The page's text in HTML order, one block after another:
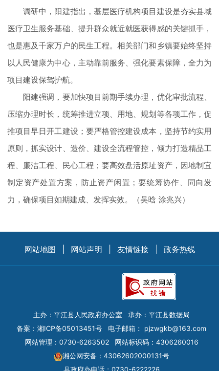
调研中，阳建指出，基层医疗机构项目建设是夯实县域
医疗卫生服务基础、提升群众就近就医获得感的关键抓手，
也是惠及千家万户的民生工程。相关部门和乡镇要始终坚持
以人民健康为中心，主动靠前服务、强化要素保障，全力为
项目建设保驾护航。
阳建强调，要加快项目前期手续办理，优化审批流程、
压缩办理时长，统筹推进立项、用地、规划等各项工作，促
推项目早日开工建设；要严格管控建设成本，坚持节约实用
原则，抓实设计、造价、建设全流程管控，倾力打造精品工
程、廉洁工程、民心工程；要高效盘活原址资产，因地制宜
制定资产处置方案，防止资产闲置；要统筹协作、同向发
力，确保项目如期建成、发挥实效。（吴晗 涂兆兴）
网站地图 网站声明 友情链接 政务热线
主办：平江县人民政府办公室
承办：平江县数据局
备案： 湘ICP备05013451号 电子邮箱： pjzwgkb@163.com
网站管理：0730-6263502
网站标识码：4306260016
湘公网安备：43062602000131号